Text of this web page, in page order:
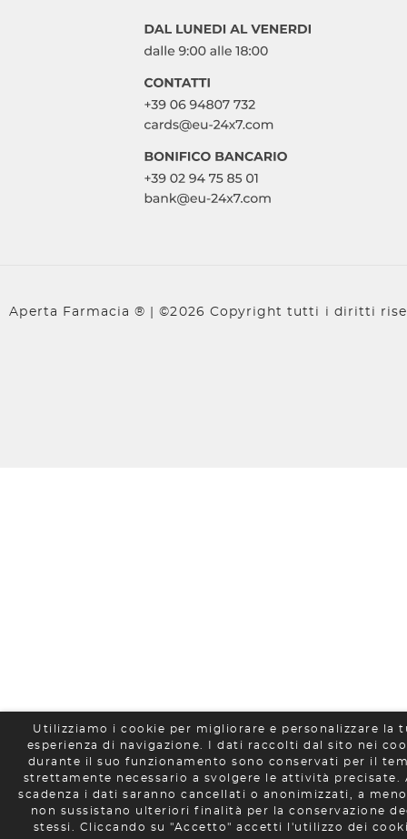
Aperta Farmacia ® | ©2026 Copyright tutti i diritti
Utilizziamo i cookie per migliorare e personalizzare la
esperienza di navigazione. I dati raccolti dal sito nei
durante il suo funzionamento sono conservati per il
strettamente necessario a svolgere le attività precisate.
scadenza i dati saranno cancellati o anonimizzati, a
non sussistano ulteriori finalità per la conservazione
stessi. Cliccando su "Accetto" accetti l'utilizzo dei